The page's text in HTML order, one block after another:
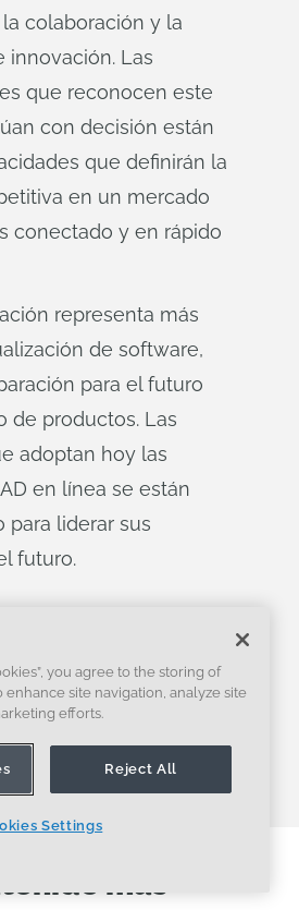
colaboración y la
innovación. Las
que reconocen este
con decisión están
que definirán la
en un mercado
conectado y en rápido
representa más
de software,
para el futuro
de productos. Las
adoptan hoy las
en línea se están
para liderar sus
futuro.
de CAD
Onshape
de 6 meses,
más
you agree to the storing of
site navigation, analyze site
efforts.
Reject All
Settings